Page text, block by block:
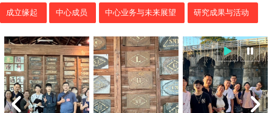
成立缘起 中心成员 中心业务与未来展望 研究成果与活动